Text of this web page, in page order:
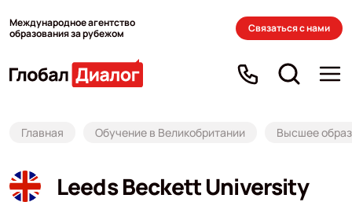
Международное агентство
образования за рубежом
Связаться с нами
Главная Обучение в Великобритании Высшее
Leeds Beckett University